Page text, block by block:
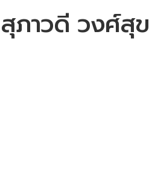
ภาวดี วงศ์สุข